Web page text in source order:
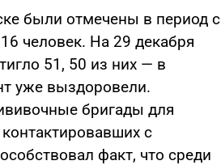
были отмечены в период с
человек. На 29 декабря
51, 50 из них — в
уже выздоровели.
бригады для
с
факт, что среди